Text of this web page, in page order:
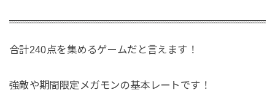
合計240点を集めるゲームだと言えます！
強敵や期間限定メガモンの基本レートです！